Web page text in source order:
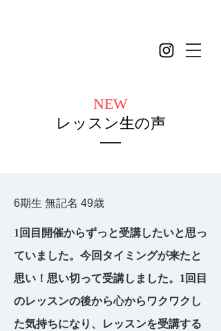
NEW
レッスン生の声
6期生 無記名 49歳
1回目開催からずっと受講したいと思っ
ていました。今回タイミングが来たと
思い！思い切って受講しました。1回目
のレッスンの後から心からワクワクし
た気持ちになり、レッスンを受講する